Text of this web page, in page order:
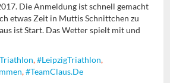
Die Anmeldung ist schnell gemacht
etwas Zeit in Muttis Schnittchen zu
ist Start. Das Wetter spielt mit und
,#LeipzigTriathlon,
,#TeamClaus.de